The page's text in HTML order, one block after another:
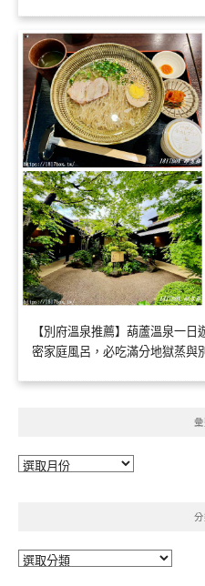
【別府溫泉推薦】葫蘆溫泉一
密家庭風呂，必吃滿分地獄蒸與
彙
彙
分
分